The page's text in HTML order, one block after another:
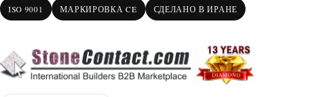
ISO 9001 МАРКИРОВКА CE СДЕЛАНО В ИРАНЕ